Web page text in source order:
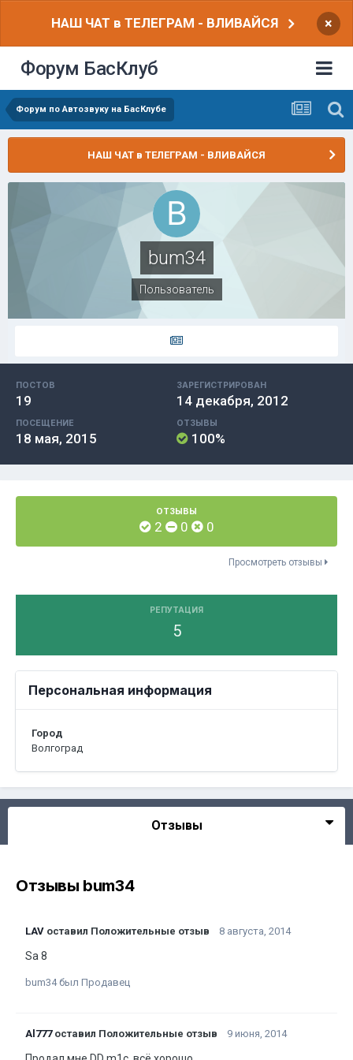
НАШ ЧАТ в ТЕЛЕГРАМ - ВЛИВАЙСЯ ×
Форум БасКлуб
Форум по Автозвуку на БасКлубе
НАШ ЧАТ в ТЕЛЕГРАМ - ВЛИВАЙСЯ
bum34
Пользователь
ПОСТОВ
19
ЗАРЕГИСТРИРОВАН
14 декабря, 2012
ПОСЕЩЕНИЕ
18 мая, 2015
ОТЗЫВЫ
100%
ОТЗЫВЫ
2 0 0
Просмотреть отзывы
РЕПУТАЦИЯ
5
Персональная информация
Город
Волгоград
Отзывы
Отзывы bum34
LAV оставил Положительные отзыв 8 августа, 2014
Sa 8
bum34 был Продавец
Al777оставил Положительные отзыв 9 июня, 2014